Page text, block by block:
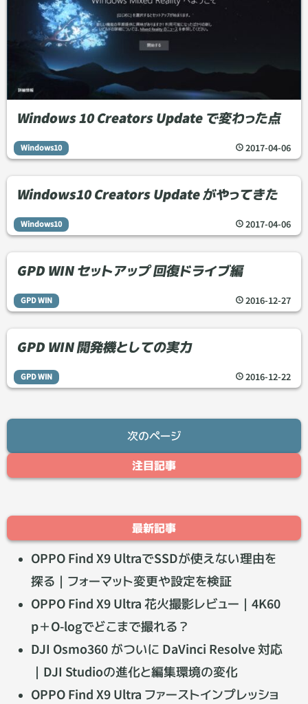
2017-04-06
Windows 10 Creators Update で変わった点
Windows10
2017-04-06
Windows10 Creators Update がやってきた
Windows10
2016-12-27
GPD WIN セットアップ 回復ドライブ編
GPD WIN
2016-12-22
GPD WIN 開発機としての実力
GPD WIN
次のページ
注目記事
最新記事
OPPO Find X9 UltraでSSDが使えない理由を
探る｜フォーマット変更や設定を検証
OPPO Find X9 Ultra 花火撮影レビュー｜4K60
p＋O-logでどこまで撮れる？
DJI Osmo360 がついに DaVinci Resolve 対応
｜DJI Studioの進化と編集環境の変化
OPPO Find X9 Ultra ファーストインプレッショ